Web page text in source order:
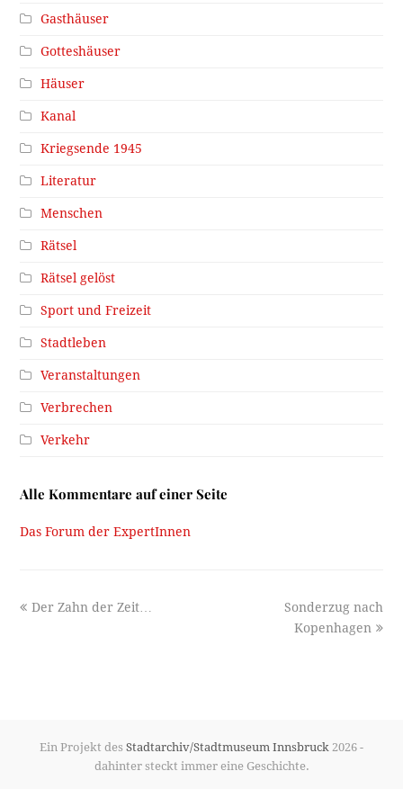
Gasthäuser
Gotteshäuser
Häuser
Kanal
Kriegsende 1945
Literatur
Menschen
Rätsel
Rätsel gelöst
Sport und Freizeit
Stadtleben
Veranstaltungen
Verbrechen
Verkehr
Alle Kommentare auf einer Seite
Das Forum der ExpertInnen
previous
Der Zahn der Zeit…
next
post:
Sonderzug nach
Kopenhagen
Ein Projekt des Stadtarchiv/Stadtmuseum Innsbruck 2026 -
dahinter steckt immer eine Geschichte.